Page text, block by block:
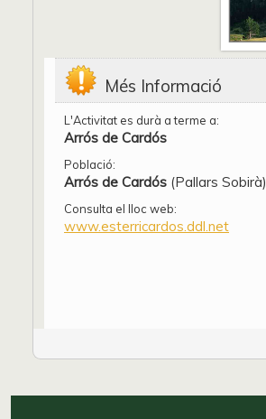
Més Informació
L'Activitat es durà a terme a:
Arrós de Cardós
Població:
Arrós de Cardós (Pallars Sobirà)
Consulta el lloc web:
www.esterricardos.ddl.net